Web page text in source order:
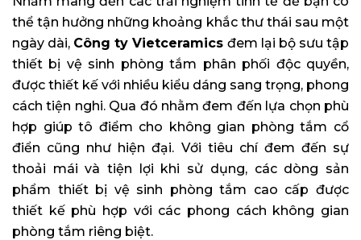
thể tận hưởng những khoảng khắc thư thái sau một
ngày dài, Công ty Vietceramics đem lại bộ sưu tập
thiết bị vệ sinh phòng tắm phân phối độc quyền,
được thiết kế với nhiều kiểu dáng sang trọng, phong
cách tiện nghi. Qua đó nhằm đem đến lựa chọn phù
hợp giúp tô điểm cho không gian phòng tắm cổ
điển cũng như hiện đại. Với tiêu chí đem đến sự
thoải mái và tiện lợi khi sử dụng, các dòng sản
phẩm thiết bị vệ sinh phòng tắm cao cấp được
thiết kế phù hợp với các phong cách không gian
phòng tắm riêng biệt.